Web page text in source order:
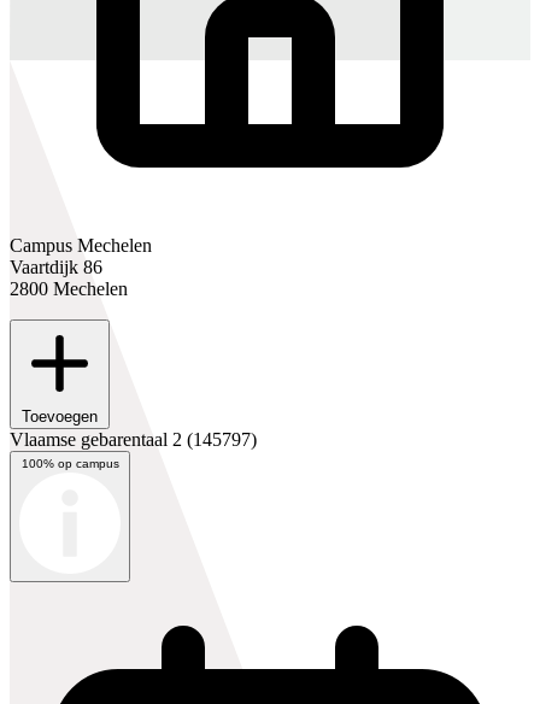
Campus Mechelen
Vaartdijk 86
2800 Mechelen
Toevoegen
Vlaamse gebarentaal 2 (145797)
100% op campus